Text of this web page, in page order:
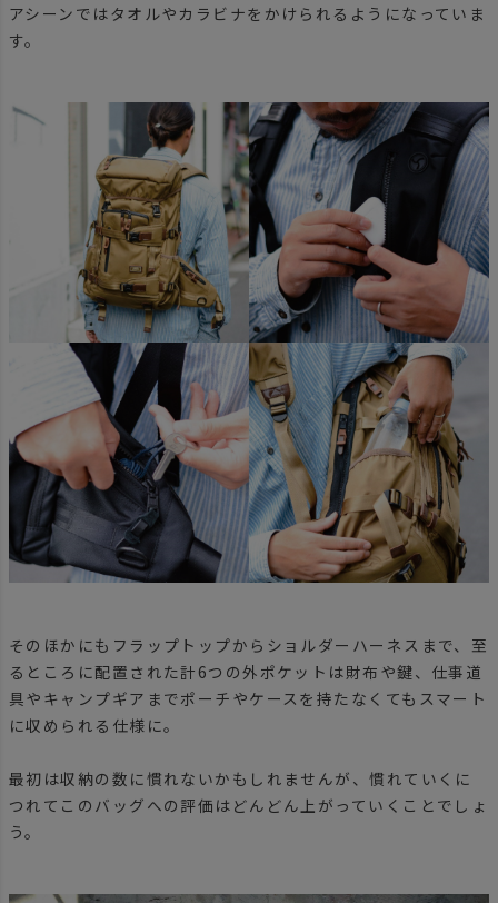
アシーンではタオルやカラビナをかけられるようになっていま
す。
そのほかにもフラップトップからショルダーハーネスまで、至
るところに配置された計6つの外ポケットは財布や鍵、仕事道
具やキャンプギアまでポーチやケースを持たなくてもスマート
に収められる仕様に。
最初は収納の数に慣れないかもしれませんが、慣れていくに
つれてこのバッグへの評価はどんどん上がっていくことでしょ
う。